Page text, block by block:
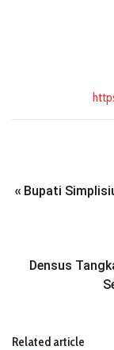
« Bupati
Densus
Related article